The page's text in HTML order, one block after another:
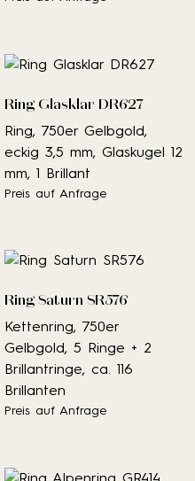
Ring Glasklar DR627
Ring, 750er Gelbgold,
eckig 3,5 mm, Glaskugel 12
mm, 1 Brillant
Preis auf Anfrage
Ring Saturn SR576
Kettenring, 750er
Gelbgold, 5 Ringe + 2
Brillantringe, ca. 116
Brillanten
Preis auf Anfrage